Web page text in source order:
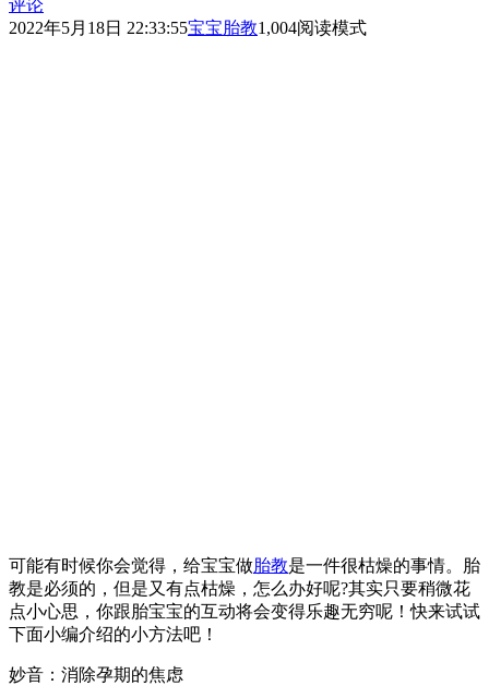
评论
2022年5月18日 22:33:55宝宝胎教1,004阅读模式
可能有时候你会觉得，给宝宝做胎教是一件很枯燥的事情。胎
教是必须的，但是又有点枯燥，怎么办好呢?其实只要稍微花
点小心思，你跟胎宝宝的互动将会变得乐趣无穷呢！快来试试
下面小编介绍的小方法吧！
妙音：消除孕期的焦虑